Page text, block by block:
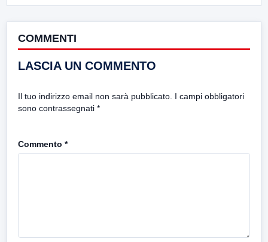
COMMENTI
LASCIA UN COMMENTO
Il tuo indirizzo email non sarà pubblicato. I campi obbligatori
sono contrassegnati *
Commento *